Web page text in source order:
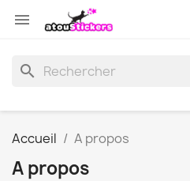

search
Accueil A propos
A propos